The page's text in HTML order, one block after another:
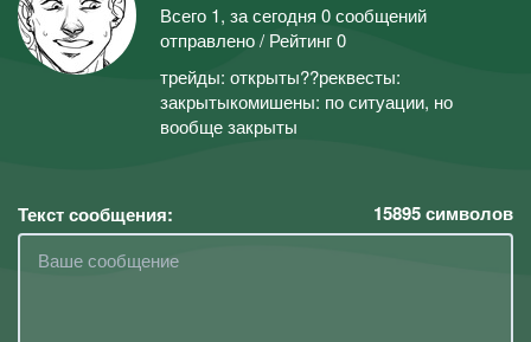
Всего 1, за сегодня 0 сообщений
отправлено / Рейтинг 0
трейды: открыты??реквесты:
закрытыкомишены: по ситуации, но
вообще закрыты
Текст сообщения: 15895символов